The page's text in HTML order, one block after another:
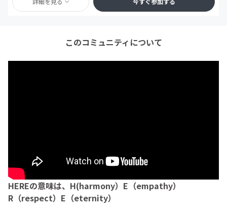
このコミュニティについて
HEREの意味は、H(harmony）E（empathy）
R（respect）E（eternity）